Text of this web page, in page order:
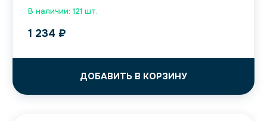
В наличии: 121 шт.
1 234 ₽
ДОБАВИТЬ В КОРЗИНУ